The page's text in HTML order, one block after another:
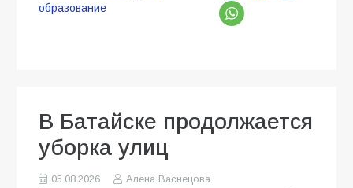
образование
В Батайске продолжается
уборка улиц
05.08.2026
Алена Васнецова